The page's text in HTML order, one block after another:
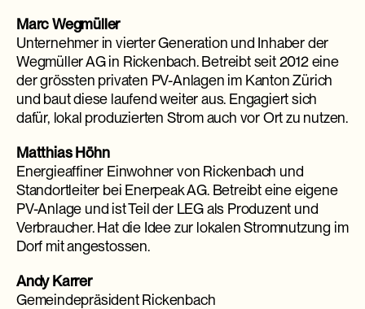
Marc Wegmüller
Unternehmer in vierter Generation und Inhaber der
Wegmüller AG in Rickenbach. Betreibt seit 2012 eine
der grössten privaten PV-Anlagen im Kanton Zürich
und baut diese laufend weiter aus. Engagiert sich
dafür, lokal produzierten Strom auch vor Ort zu nutzen.
Matthias Höhn
Energieaffiner Einwohner von Rickenbach und
Standortleiter bei Enerpeak AG. Betreibt eine eigene
PV-Anlage und ist Teil der LEG als Produzent und
Verbraucher. Hat die Idee zur lokalen Stromnutzung im
Dorf mit angestossen.
Andy Karrer
Gemeindepräsident Rickenbach